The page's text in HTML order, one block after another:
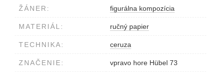
ŽÁNER: figurálna kompozícia
MATERIÁL: ručný papier
TECHNIKA: ceruza
ZNAČENIE: vpravo hore Hübel 73